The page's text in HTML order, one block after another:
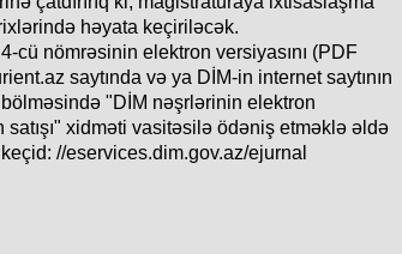
həyata keçiriləcək.
cü nömrəsinin elektron versiyasını (PDF
saytında və ya DİM-in internet saytının
"DİM nəşrlərinin elektron
satışı" xidməti vasitəsilə ödəniş etməklə əldə
//eservices.dim.gov.az/ejurnal